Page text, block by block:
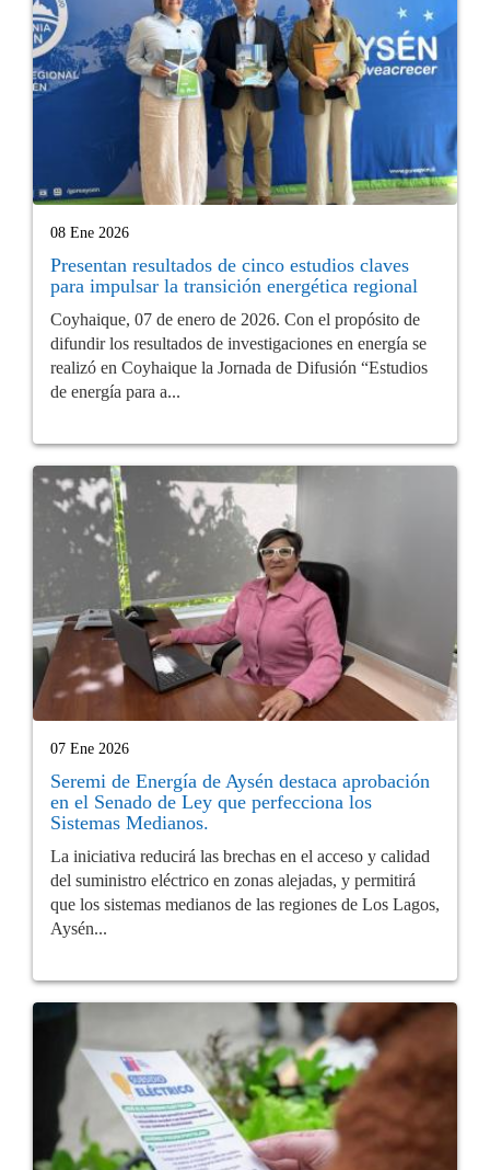
08 Ene 2026
Presentan resultados de cinco estudios claves
para impulsar la transición energética regional
Coyhaique, 07 de enero de 2026. Con el propósito de
difundir los resultados de investigaciones en energía se
realizó en Coyhaique la Jornada de Difusión “Estudios
de energía para a...
07 Ene 2026
Seremi de Energía de Aysén destaca aprobación
en el Senado de Ley que perfecciona los
Sistemas Medianos.
La iniciativa reducirá las brechas en el acceso y calidad
del suministro eléctrico en zonas alejadas, y permitirá
que los sistemas medianos de las regiones de Los Lagos,
Aysén...